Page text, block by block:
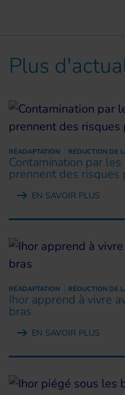
Plus
RÉADAPTATION RÉDUCTION DE
Contamination par
prennent des risques
EN SAVOIR PLUS
RÉADAPTATION RÉDUCTION DE
Ihor apprend à vivre
bras
EN SAVOIR PLUS